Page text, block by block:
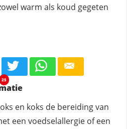
warm als koud gegeten
25
en koks de bereiding van
een voedselallergie of een